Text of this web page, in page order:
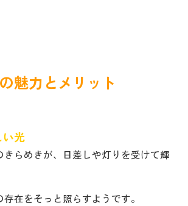
魅力とメリット
光
きらめきが、日差しや灯りを受けて輝
在をそっと照らすようです。